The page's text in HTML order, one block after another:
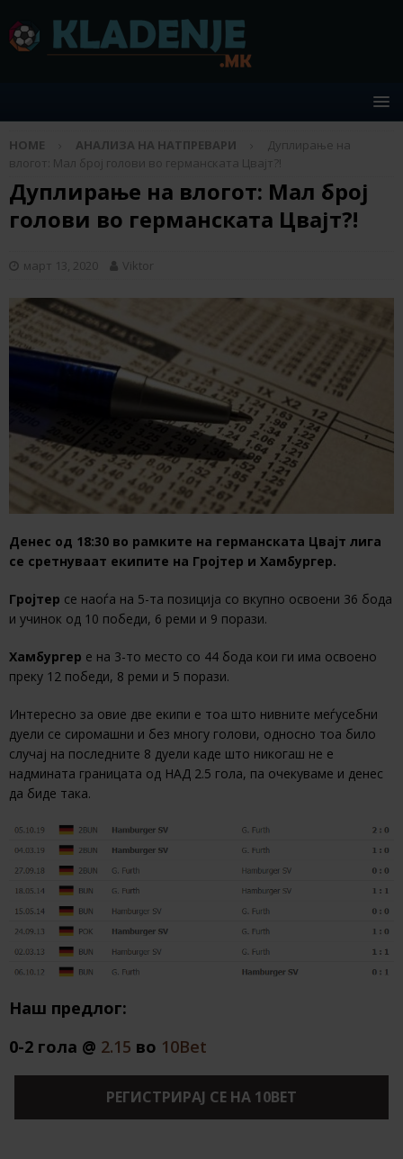
HOME АНАЛИЗА НА НАТПРЕВАРИ
Дуплирање на
влогот: Мал број голови во германската Цвајт?!
Дуплирање на влогот: Мал број
голови во германската Цвајт?!
март 13, 2020 Viktor
Денес од 18:30 во рамките на германската Цвајт лига
се сретнуваат екипите на Гројтер и Хамбургер.
Гројтер се наоѓа на 5-та позиција со вкупно освоени 36 бода
и учинок од 10 победи, 6 реми и 9 порази.
Хамбургер е на 3-то место со 44 бода кои ги има освоено
преку 12 победи, 8 реми и 5 порази.
Интересно за овие две екипи е тоа што нивните меѓусебни
дуели се сиромашни и без многу голови, односно тоа било
случај на последните 8 дуели каде што никогаш не е
надмината границата од НАД 2.5 гола, па очекуваме и денес
да биде така.
Наш предлог:
0-2 гола @ 2.15 во 10Bet
РЕГИСТРИРАЈ СЕ НА 10BET